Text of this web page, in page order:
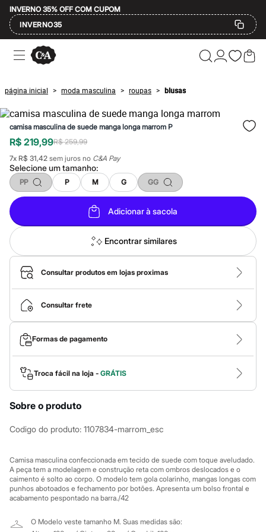
INVERNO 35% OFF COM CUPOM
INVERNO35
Ofertas
Compre por Departamento
Masculino
Infantil
Calçados
Mindse7
Plus Size
Até 20% off
Até 40% off
Até 60% off
A partir de 60% off
Feminino
Em alta
Inverno
Alfaiataria
Novidades
Roupas
Blusas e Camisetas
Básicos
Calças
Casacos e Jaquetas
Jeans
Macacões
Saias
Shorts e Bermudas
Vestidos
Acessórios
Bolsas
Bonés e Chapéus
Bijoux
Cintos
Relógios
Botas
Sandálias
Sapatilhas
Tênis
Marcas
City
Mindset
página inicial > moda masculina > roupas > blusas
camisa masculina de suede manga longa marrom P
R$ 219,99R$ 259,99
7x R$ 31,42 sem juros no C&A Pay
Selecione umtamanho:
PP P M G GG
Adicionar à sacola
Encontrar similares
Consultar produtos em lojas proximas
Consultar frete
Formas de pagamento
Troca fácil na loja - GRÁTIS
Sobre o produto
Codigo do produto: 1107834-marrom_esc
Camisa masculina confeccionada em tecido de suede com toque aveludado.
A peça tem a modelagem e construção reta com ombros deslocados e o
caimento é solto ao corpo. O modelo tem gola colarinho, mangas longas com
punhos abotoados e fechamento por botões. Apresenta um bolso frontal e
acabamento pespontado na barra./42
O Modelo veste tamanho M. Suas medidas são: